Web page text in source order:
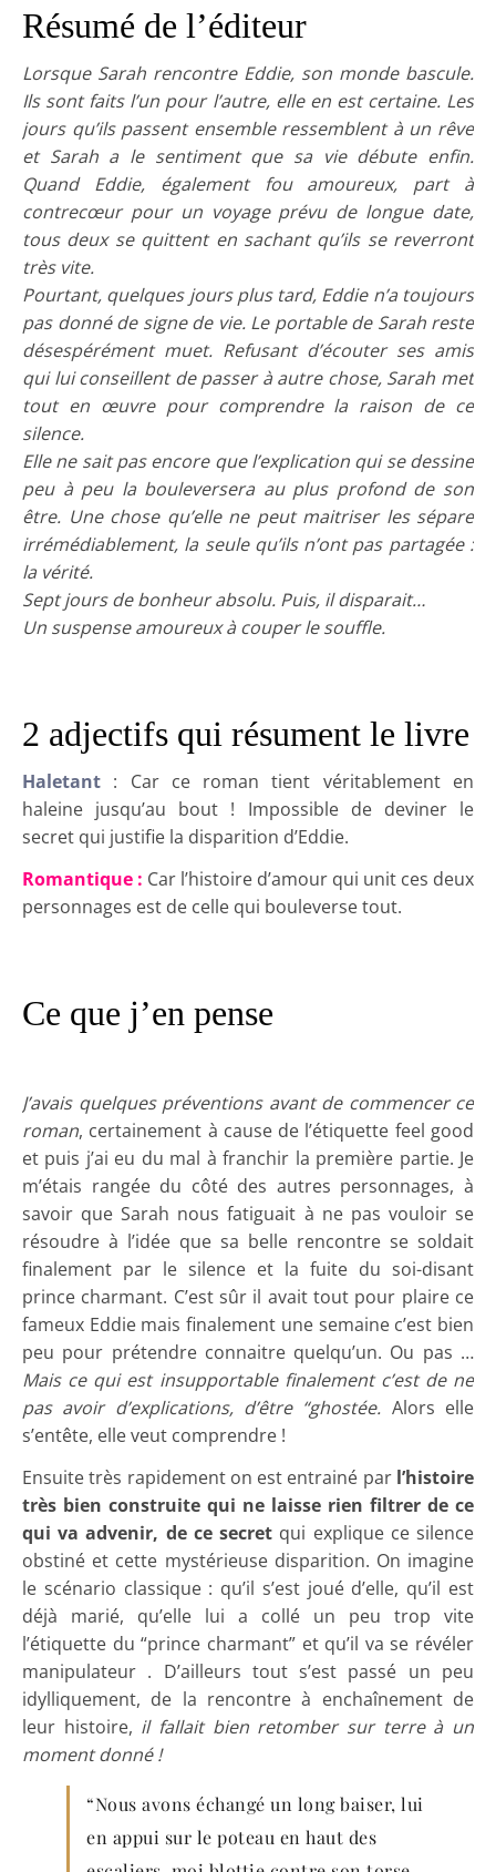
Résumé de l’éditeur
Lorsque Sarah rencontre Eddie, son monde bascule.
Ils sont faits l’un pour l’autre, elle en est certaine. Les
jours qu’ils passent ensemble ressemblent à un rêve
et Sarah a le sentiment que sa vie débute enfin.
Quand Eddie, également fou amoureux, part à
contrecœur pour un voyage prévu de longue date,
tous deux se quittent en sachant qu’ils se reverront
très vite.
Pourtant, quelques jours plus tard, Eddie n’a toujours
pas donné de signe de vie. Le portable de Sarah reste
désespérément muet. Refusant d’écouter ses amis
qui lui conseillent de passer à autre chose, Sarah met
tout en œuvre pour comprendre la raison de ce
silence.
Elle ne sait pas encore que l’explication qui se dessine
peu à peu la bouleversera au plus profond de son
être. Une chose qu’elle ne peut maitriser les sépare
irrémédiablement, la seule qu’ils n’ont pas partagée :
la vérité.
Sept jours de bonheur absolu. Puis, il disparait…
Un suspense amoureux à couper le souffle.
2 adjectifs qui résument le livre
Haletant : Car ce roman tient véritablement en
haleine jusqu’au bout ! Impossible de deviner le
secret qui justifie la disparition d’Eddie.
Romantique : Car l’histoire d’amour qui unit ces deux
personnages est de celle qui bouleverse tout.
Ce que j’en pense
J’avais quelques préventions avant de commencer ce
roman, certainement à cause de l’étiquette feel good
et puis j’ai eu du mal à franchir la première partie. Je
m’étais rangée du côté des autres personnages, à
savoir que Sarah nous fatiguait à ne pas vouloir se
résoudre à l’idée que sa belle rencontre se soldait
finalement par le silence et la fuite du soi-disant
prince charmant. C’est sûr il avait tout pour plaire ce
fameux Eddie mais finalement une semaine c’est bien
peu pour prétendre connaitre quelqu’un. Ou pas …
Mais ce qui est insupportable finalement c’est de ne
pas avoir d’explications, d’être “ghostée. Alors elle
s’entête, elle veut comprendre !
Ensuite très rapidement on est entrainé parl’histoire
très bien construite qui ne laisse rien filtrer de ce
qui va advenir, de ce secret qui explique ce silence
obstiné et cette mystérieuse disparition. On imagine
le scénario classique : qu’il s’est joué d’elle, qu’il est
déjà marié, qu’elle lui a collé un peu trop vite
l’étiquette du “prince charmant” et qu’il va se révéler
manipulateur . D’ailleurs tout s’est passé un peu
idylliquement, de la rencontre à enchaînement de
leur histoire, il fallait bien retomber sur terre à un
moment donné !
“Nous avons échangé un long baiser, lui
en appui sur le poteau en haut des